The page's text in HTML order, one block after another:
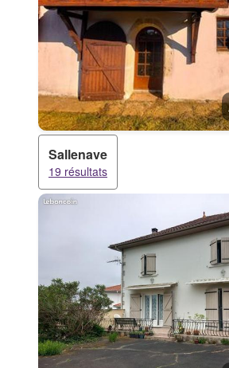
Sallenave
19 résultats